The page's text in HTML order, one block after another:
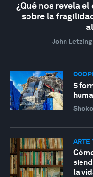
¿Qué nos revela
sobre la
John Letzing
5
ARTE
la